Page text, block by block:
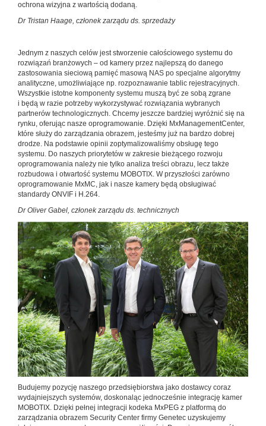
ochrona wizyjna z wartością dodaną.
Dr Tristan Haage, członek zarządu ds. sprzedaży
Jednym z naszych celów jest stworzenie całościowego systemu do
rozwiązań branżowych – od kamery przez najlepszą do danego
zastosowania sieciową pamięć masową NAS po specjalne algorytmy
analityczne, umożliwiające np. rozpoznawanie tablic rejestracyjnych.
Wszystkie istotne komponenty systemu muszą być ze sobą zgrane
i będą w razie potrzeby wykorzystywać rozwiązania wybranych
partnerów technologicznych. Chcemy jeszcze bardziej wyróżnić się na
rynku, oferując nasze oprogramowanie. Dzięki MxManagementCenter,
które służy do zarządzania obrazem, jesteśmy już na bardzo dobrej
drodze. Na podstawie opinii zoptymalizowaliśmy obsługę tego
systemu. Do naszych priorytetów w zakresie bieżącego rozwoju
oprogramowania należy nie tylko analiza treści obrazu, lecz także
rozbudowa i otwartość systemu MOBOTIX. W przyszłości zarówno
oprogramowanie MxMC, jak i nasze kamery będą obsługiwać
standardy ONVIF i H.264.
Dr Oliver Gabel, członek zarządu ds. technicznych
Budujemy pozycję naszego przedsiębiorstwa jako dostawcy coraz
wydajniejszych systemów, doskonaląc jednocześnie integrację kamer
MOBOTIX. Dzięki pełnej integracji kodeka MxPEG z platformą do
zarządzania obrazem Security Center firmy Genetec uzyskujemy